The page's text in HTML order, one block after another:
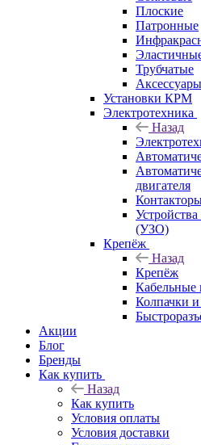
Плоские
Патронные
Трубчатые
Аксессуары
Установки КРМ
Электротехника
Назад
двигателя
(УЗО)
Крепёж
Назад
Крепёж
Кабельные
Колпачки
Акции
Блог
Бренды
Как купить
Назад
Как купить
Условия оплаты
Условия доставки